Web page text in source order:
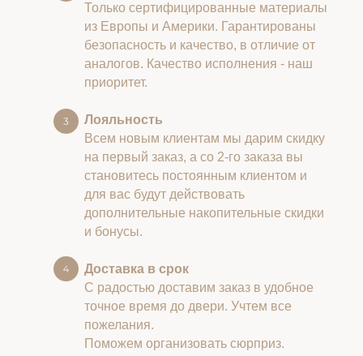
Только сертифицированные материалы
из Европы и Америки. Гарантированы
безопасность и качество, в отличие от
аналогов. Качество исполнения - наш
приоритет.
Лояльность
Всем новым клиентам мы дарим скидку
на первый заказ, а со 2-го заказа вы
становитесь постоянным клиентом и
для вас будут действовать
дополнительные накопительные скидки
и бонусы.
Доставка в срок
С радостью доставим заказ в удобное
точное время до двери. Учтем все
пожелания.
Поможем организовать сюрприз.